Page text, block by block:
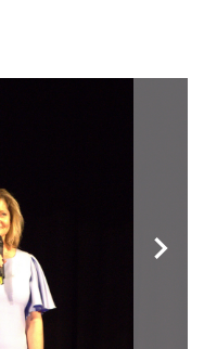
chevron_right